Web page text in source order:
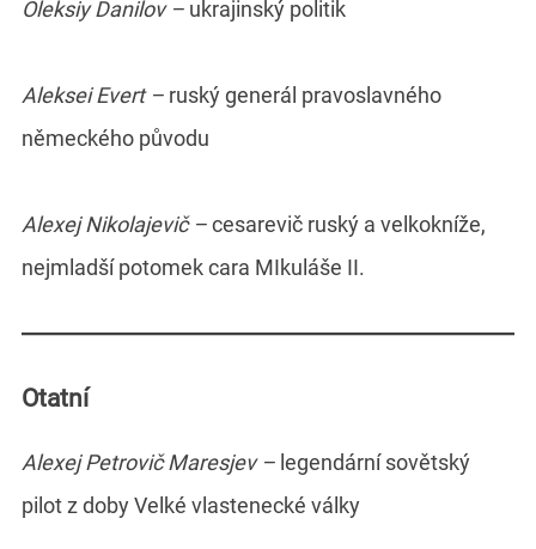
Oleksiy Danilov – ukrajinský politik
Aleksei Evert – ruský generál pravoslavného
německého původu
Alexej Nikolajevič –cesarevič ruský a velkokníže,
nejmladší potomek cara MIkuláše II.
Otatní
Alexej Petrovič Maresjev – legendární sovětský
pilot z doby Velké vlastenecké války